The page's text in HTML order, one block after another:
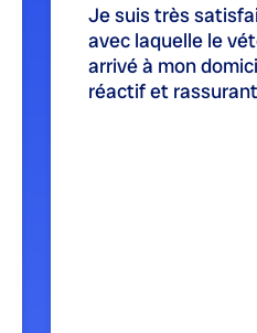
Je suis très
avec laquelle le
arrivé à mon
réactif et